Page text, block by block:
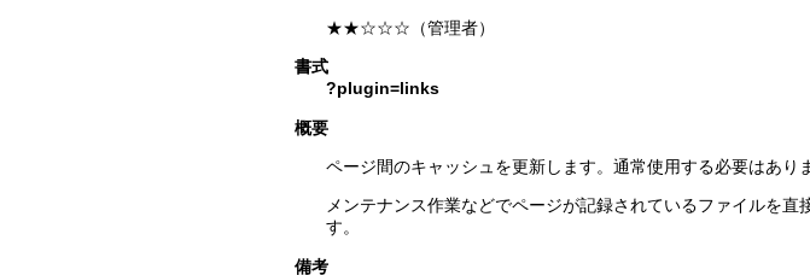
★★☆☆☆（管理者）
書式
?plugin=links
概要
ページ間のキャッシュを更新します。通常使用する必要はあり
メンテナンス作業などでページが記録されているファイルを
す。
備考